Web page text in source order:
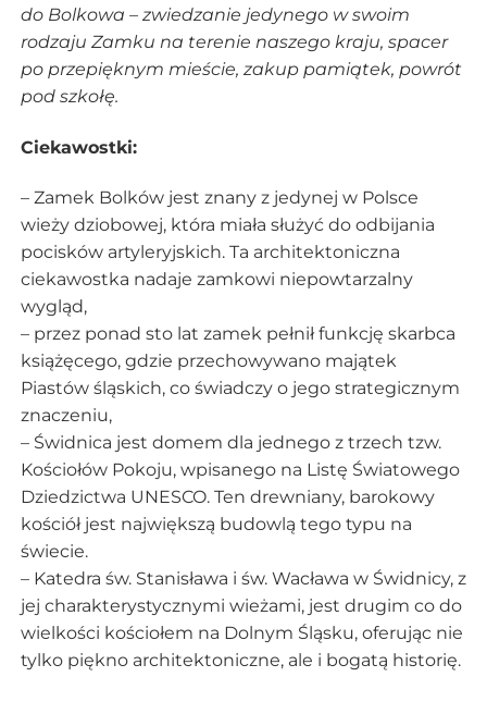
do Bolkowa – zwiedzanie jedynego w swoim
rodzaju Zamku na terenie naszego kraju, spacer
po przepięknym mieście, zakup pamiątek, powrót
pod szkołę.
Ciekawostki:
– Zamek Bolków jest znany z jedynej w Polsce
wieży dziobowej, która miała służyć do odbijania
pocisków artyleryjskich. Ta architektoniczna
ciekawostka nadaje zamkowi niepowtarzalny
wygląd,
– przez ponad sto lat zamek pełnił funkcję skarbca
książęcego, gdzie przechowywano majątek
Piastów śląskich, co świadczy o jego strategicznym
znaczeniu,
– Świdnica jest domem dla jednego z trzech tzw.
Kościołów Pokoju, wpisanego na Listę Światowego
Dziedzictwa UNESCO. Ten drewniany, barokowy
kościół jest największą budowlą tego typu na
świecie.
– Katedra św. Stanisława i św. Wacława w Świdnicy, z
jej charakterystycznymi wieżami, jest drugim co do
wielkości kościołem na Dolnym Śląsku, oferując nie
tylko piękno architektoniczne, ale i bogatą historię.